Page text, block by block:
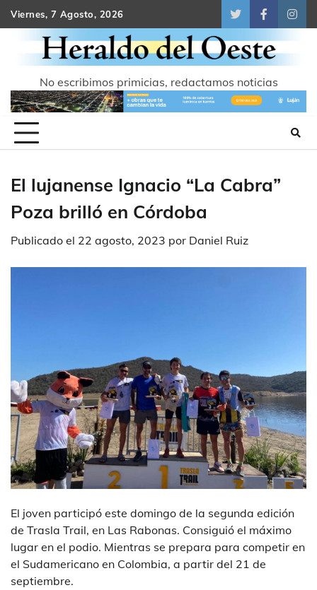
Skip
to
content
Viernes, 7 Agosto, 2026
TwitterFacebook
No escribimos primicias, redactamos noticias
El lujanense Ignacio “La Cabra”
Poza brilló en Córdoba
Publicado el 22 agosto, 2023 por Daniel Ruiz
El joven participó este domingo de la segunda edición
de Trasla Trail, en Las Rabonas. Consiguió el máximo
lugar en el podio. Mientras se prepara para competir en
el Sudamericano en Colombia, a partir del 21 de
septiembre.